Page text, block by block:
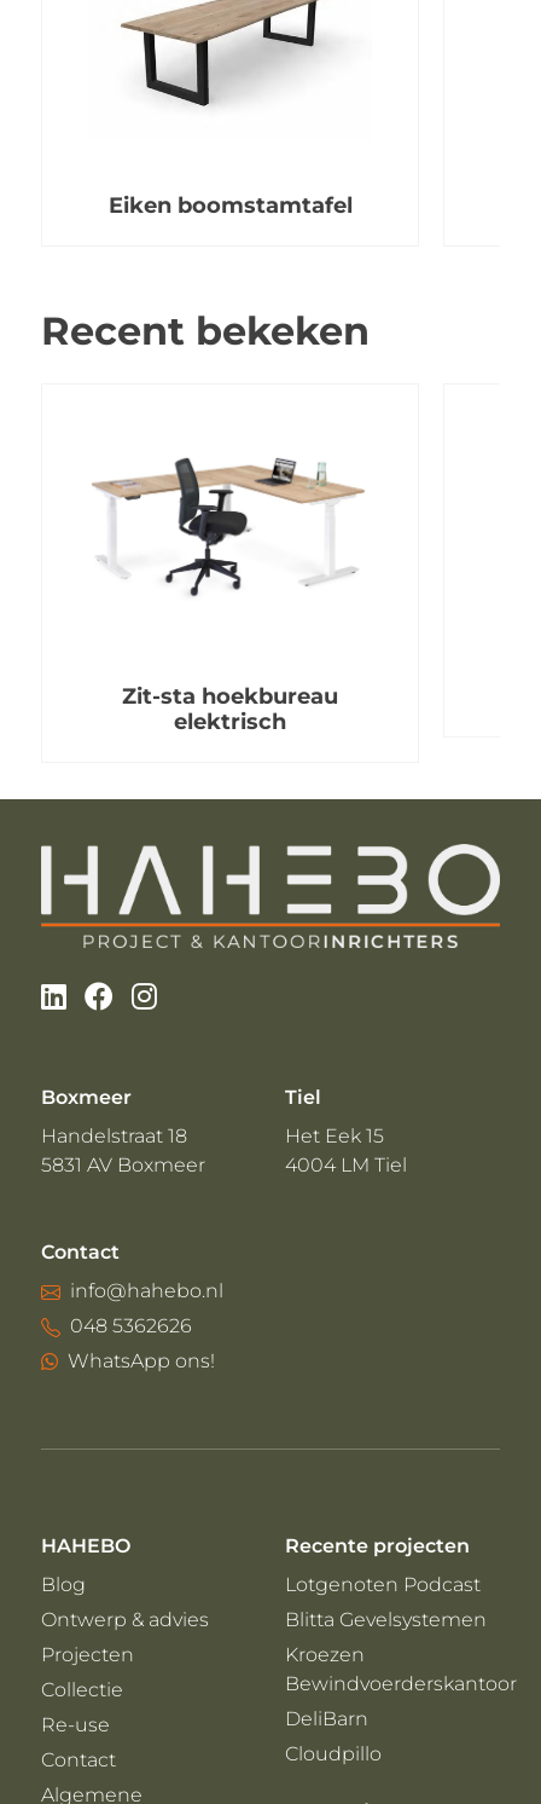
Eiken boomstamtafel
Recent bekeken
Zit-sta hoekbureau
elektrisch
Boxmeer
Handelstraat 18
5831 AV Boxmeer
Tiel
Het Eek 15
4004 LM Tiel
Contact
info@hahebo.nl
048 5362626
WhatsApp ons!
HAHEBO
Blog
Ontwerp & advies
Projecten
Collectie
Re-use
Contact
Algemene
Recente projecten
Lotgenoten Podcast
Blitta Gevelsystemen
Kroezen
Bewindvoerderskantoor
DeliBarn
Cloudpillo